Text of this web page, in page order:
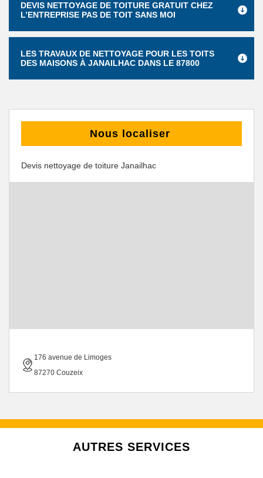
DEVIS NETTOYAGE DE TOITURE GRATUIT CHEZ
L’ENTREPRISE PAS DE TOIT SANS MOI
LES TRAVAUX DE NETTOYAGE POUR LES TOITS
DES MAISONS À JANAILHAC DANS LE 87800
Nous localiser
Devis nettoyage de toiture Janailhac
176 avenue de Limoges
87270 Couzeix
AUTRES SERVICES